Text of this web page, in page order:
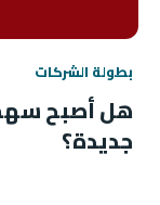
بطولة الشركات
هل أصبح
جديدة؟